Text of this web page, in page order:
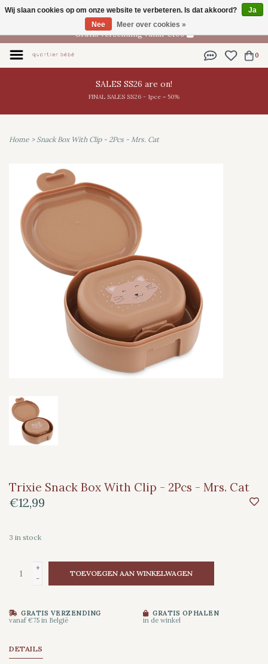
NL
Gratis verzending vanaf €100
0
SALES SS26 are on!
FINAL SALES SS26 - 1pce = 50%
Home > Snack Box With Clip - 2Pcs - Mrs. Cat
Trixie Snack Box With Clip - 2Pcs - Mrs. Cat
€12,99
3 in stock
+
-
TOEVOEGEN AAN WINKELWAGEN
GRATIS VERZENDING
vanaf €75 in België
GRATIS OPHALEN
in de winkel
DETAILS
Wij slaan cookies op om onze website te verbeteren. Is dat akkoord?
Ja
Nee
Meer over cookies »